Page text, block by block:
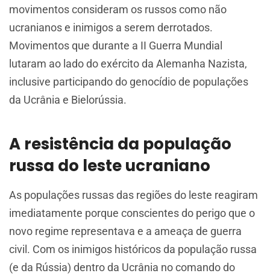
movimentos consideram os russos como não
ucranianos e inimigos a serem derrotados.
Movimentos que durante a II Guerra Mundial
lutaram ao lado do exército da Alemanha Nazista,
inclusive participando do genocídio de populações
da Ucrânia e Bielorússia.
A resistência da população
russa do leste ucraniano
As populações russas das regiões do leste reagiram
imediatamente porque conscientes do perigo que o
novo regime representava e a ameaça de guerra
civil. Com os inimigos históricos da população russa
(e da Rússia) dentro da Ucrânia no comando do